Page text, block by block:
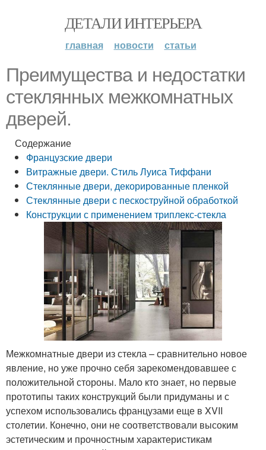
ДЕТАЛИ ИНТЕРЬЕРА
главная новости статьи
Преимущества и недостатки
стеклянных межкомнатных
дверей.
Содержание
Французские двери
Витражные двери. Стиль Луиса Тиффани
Стеклянные двери, декорированные пленкой
Стеклянные двери с пескоструйной обработкой
Конструкции с применением триплекс-стекла
Межкомнатные двери из стекла – сравнительно новое
явление, но уже прочно себя зарекомендовавшее с
положительной стороны. Мало кто знает, но первые
прототипы таких конструкций были придуманы и с
успехом использовались французами еще в XVII
столетии. Конечно, они не соответствовали высоким
эстетическим и прочностным характеристикам